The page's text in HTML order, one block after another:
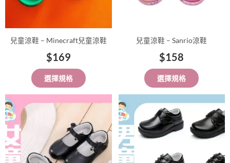
兒童涼鞋 – Minecraft兒童涼鞋
$169
選擇規格
頁
面
選
擇
選
項
兒童涼鞋 – Sanrio涼鞋
$158
選擇規格
頁
面
選
擇
選
項
有
多
產
品
多